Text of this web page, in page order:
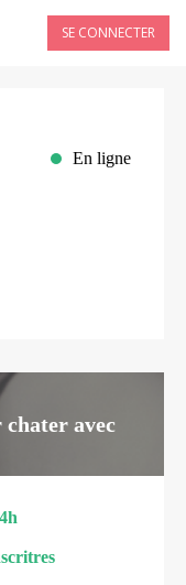
SE CONNECTER
En ligne
avec